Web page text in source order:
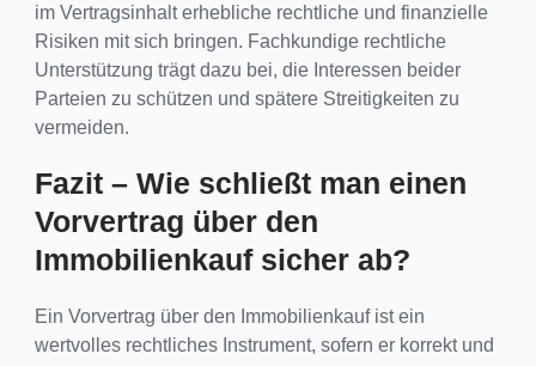
im Vertragsinhalt erhebliche rechtliche und finanzielle
Risiken mit sich bringen. Fachkundige rechtliche
Unterstützung trägt dazu bei, die Interessen beider
Parteien zu schützen und spätere Streitigkeiten zu
vermeiden.
Fazit – Wie schließt man einen
Vorvertrag über den
Immobilienkauf sicher ab?
Ein Vorvertrag über den Immobilienkauf ist ein
wertvolles rechtliches Instrument, sofern er korrekt und